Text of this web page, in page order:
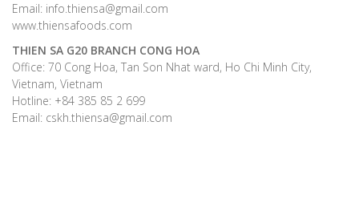
Email: info.thiensa@gmail.com
www.thiensafoods.com
THIEN SA G20 BRANCH CONG HOA
Office: 70 Cong Hoa, Tan Son Nhat ward, Ho Chi Minh City,
Vietnam, Vietnam
Hotline: +84 385 85 2 699
Email: cskh.thiensa@gmail.com